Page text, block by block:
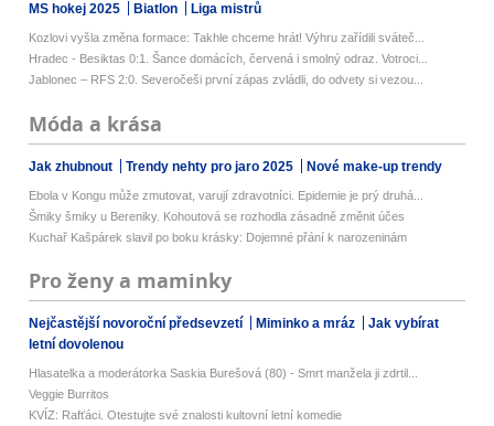
MS hokej 2025 Biatlon Liga mistrů
Kozlovi vyšla změna formace: Takhle chceme hrát! Výhru zařídili sváteč...
Hradec - Besiktas 0:1. Šance domácích, červená i smolný odraz. Votroci...
Jablonec – RFS 2:0. Severočeši první zápas zvládli, do odvety si vezou...
Móda a krása
Jak zhubnout Trendy nehty pro jaro 2025 Nové make-up trendy
Ebola v Kongu může zmutovat, varují zdravotníci. Epidemie je prý druhá...
Šmiky šmiky u Bereniky. Kohoutová se rozhodla zásadně změnit účes
Kuchař Kašpárek slavil po boku krásky: Dojemné přání k narozeninám
Pro ženy a maminky
Nejčastější novoroční předsevzetí Miminko a mráz
Jak vybírat
letní dovolenou
Hlasatelka a moderátorka Saskia Burešová (80) - Smrt manžela ji zdrtil...
Veggie Burritos
KVÍZ: Rafťáci. Otestujte své znalosti kultovní letní komedie